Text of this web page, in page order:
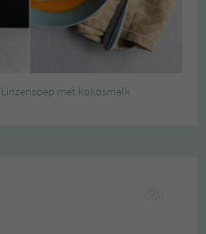
met kokosmelk